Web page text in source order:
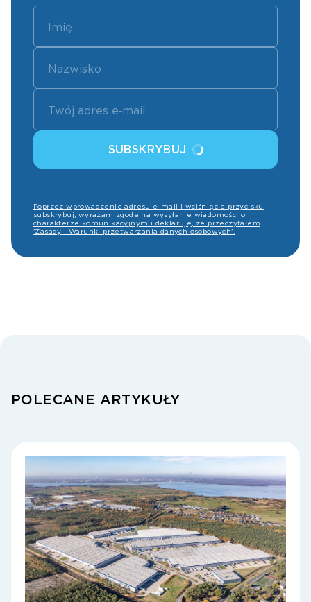
SUBSKRYBUJ
Poprzez wprowadzenie adresu e-mail i wciśnięcie przycisku
subskrybuj, wyrażam zgodę na wysyłanie wiadomości o
charakterze komunikacyjnym i deklaruję, że przeczytałem
'Zasady i Warunki przetwarzania danych osobowych'.
POLECANE ARTYKUŁY